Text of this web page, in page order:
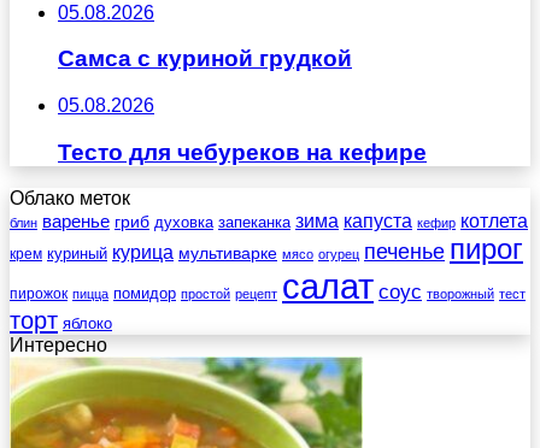
05.08.2026
Самса с куриной грудкой
05.08.2026
Тесто для чебуреков на кефире
Облако меток
блин варенье гриб духовка запеканка зима капуста кефир котлета
крем куриный курица мультиварке мясо огурец печенье пирог
пирожок пицца помидор простой рецепт салат соус творожный тест
торт яблоко
Интересно